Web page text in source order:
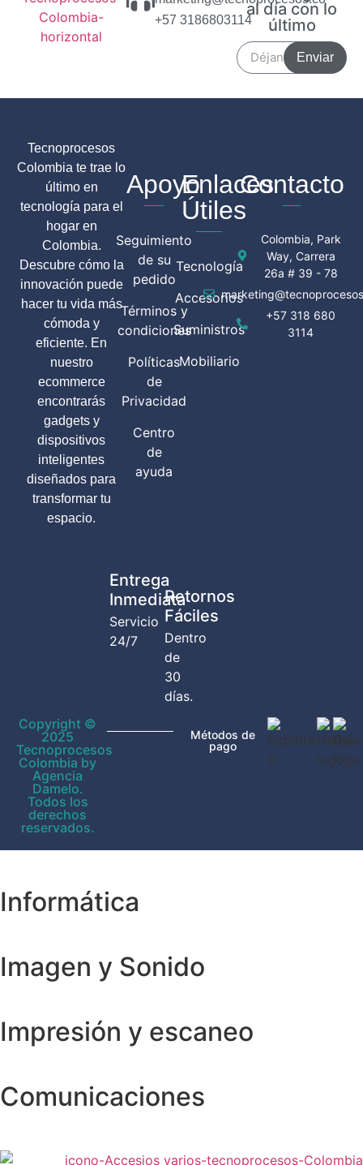
+57 3186803114
al día con lo
último
Enviar
Tecnoprocesos
Colombia te trae lo
último en
tecnología para el
hogar en
Colombia.
Descubre cómo la
innovación puede
hacer tu vida más
cómoda y
eficiente. En
nuestro
ecommerce
encontrarás
gadgets y
dispositivos
inteligentes
diseñados para
transformar tu
espacio.
Entrega
Inmediata
Servicio
24/7
Retornos
Fáciles
Dentro
de
30
días.
Apoyo
Seguimiento
de su
pedido
Términos y
condiciones
Políticas
de
Privacidad
Centro
de
ayuda
Enlaces
Útiles
Tecnología
Accesorios
Suministros
Mobiliario
Contacto
Colombia, Park
Way, Carrera
26a # 39 - 78
+57 318 680
3114
Copyright ©
2025
Tecnoprocesos
Colombia by
Agencia
Damelo.
Todos los
derechos
reservados.
Métodos de
pago
Informática
Imagen y Sonido
Impresión y escaneo
Comunicaciones